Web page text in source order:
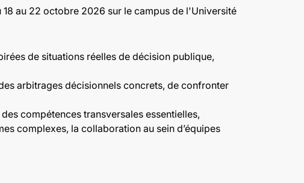
au 22 octobre 2026 sur le campus de l'Université
de situations réelles de décision publique,
arbitrages décisionnels concrets, de confronter
compétences transversales essentielles,
complexes, la collaboration au sein d’équipes